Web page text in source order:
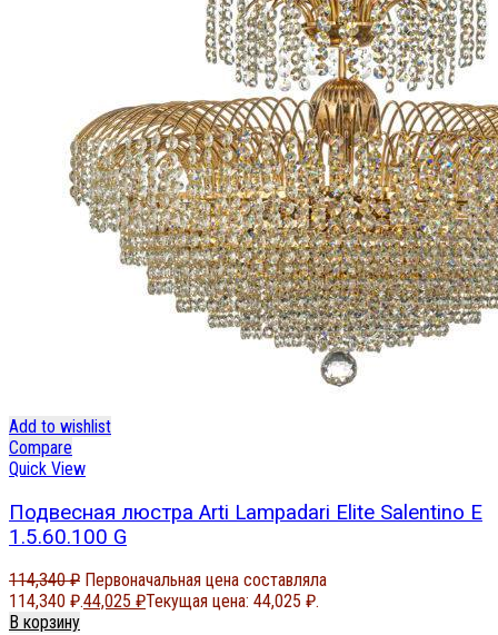
Add to wishlist
Compare
Quick View
Подвесная люстра Arti Lampadari Elite Salentino E
1.5.60.100 G
114,340₽ Первоначальная цена составляла
114,340 ₽.44,025 ₽Текущая цена: 44,025 ₽.
В корзину